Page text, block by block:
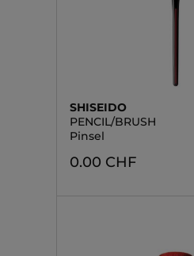
SHISEIDO
PENCIL/BRUSH
Pinsel
0.00 CHF